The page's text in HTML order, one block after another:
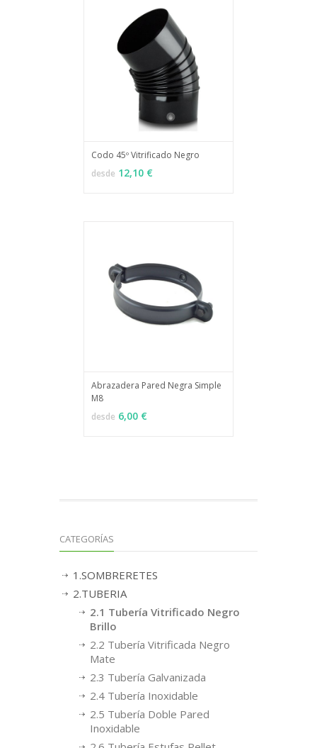
VER OPCIONES
Codo 45º Vitrificado Negro
desde 12,10 €
Abrazadera Pared Negra Simple
M8
desde 6,00 €
CATEGORÍAS
1.SOMBRERETES
2.TUBERIA
2.1 Tubería Vitrificado Negro
Brillo
2.2 Tubería Vitrificada Negro
Mate
2.3 Tubería Galvanizada
2.4 Tubería Inoxidable
2.5 Tubería Doble Pared
Inoxidable